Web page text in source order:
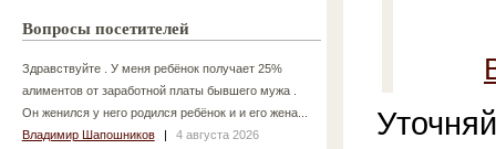
Вопросы посетителей
Здравствуйте . У меня ребёнок получает 25%
алиментов от заработной платы бывшего мужа .
Он женился у него родился ребёнок и и его жена...
Владимир Шапошников
| 4 августа 2026